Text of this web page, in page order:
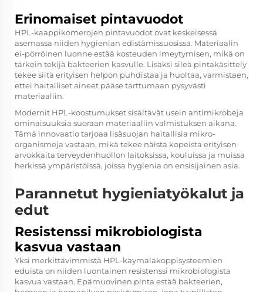
Erinomaiset pintavuodot
HPL-kaappikomerojen pintavuodot ovat keskeisessä
asemassa niiden hygienian edistämissuosissa. Materiaalin
ei-pörröinen luonne estää kosteuden imeytymisen, mikä on
tärkein tekijä bakteerien kasvulle. Lisäksi sileä pintakäsittely
tekee siitä erityisen helpon puhdistaa ja huoltaa, varmistaen,
ettei haitalliset aineet pääse tarttumaan pysyvästi
materiaaliin.
Modernit HPL-koostumukset sisältävät usein antimikrobeja
ominaisuuksia suoraan materiaaliin valmistuksen aikana.
Tämä innovaatio tarjoaa lisäsuojan haitallisia mikro-
organismeja vastaan, mikä tekee näistä kopeista erityisen
arvokkaita terveydenhuollon laitoksissa, kouluissa ja muissa
herkissä ympäristöissä, joissa hygienia on ensisijainen asia.
Parannetut hygieniatyökalut ja
edut
Resistenssi mikrobiologista
kasvua vastaan
Yksi merkittävimmistä HPL-käymäläkoppisysteemien
eduista on niiden luontainen resistenssi mikrobiologista
kasvua vastaan. Epämuovinen pinta estää bakteerien,